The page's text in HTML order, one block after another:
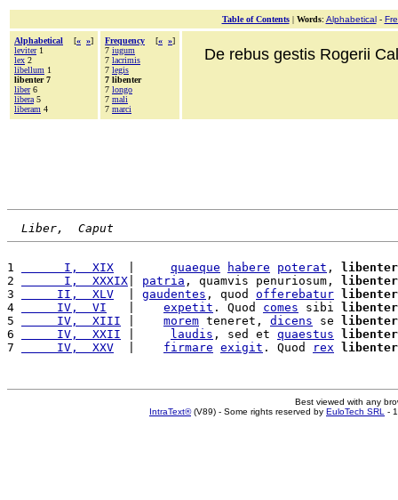
Table of Contents| Words: Alphabetical-
Alphabetical [« »]
leviter1
lex 2
libellum 1
libenter 7
liber6
libera 5
liberam 4
Frequency [« »]
7 iugum
7 lacrimis
7 legis
7 libenter
7 longo
7 mali
7 marci
De rebus gestis Rogerii
Liber,  Caput
1
      I,  XIX
quaeque habere poterat ,
libenter
2
      I,  XXXIX
patria , quamvis penuriosum,
libenter
3
     II,  XLV
gaudentes , quod offerebatur
libenter
4
     IV,  VI
expetit . Quod comes sibi
libenter
5
     IV,  XIII
morem teneret, dicens se
libenter
6
     IV,  XXII
laudis , sed et quaestus
libenter
7
     IV,  XXV
firmare exigit . Quod rex libenter
Best viewed with any
IntraText®(V89) - Some rights reserved by EuloTech SRL -